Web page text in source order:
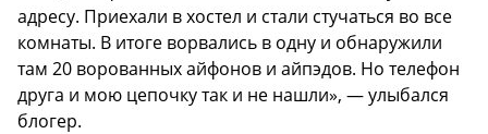
адресу. Приехали в хостел и стали стучаться во все
комнаты. В итоге ворвались в одну и обнаружили
там 20 ворованных айфонов и айпэдов. Но телефон
друга и мою цепочку так и не нашли», — улыбался
блогер.